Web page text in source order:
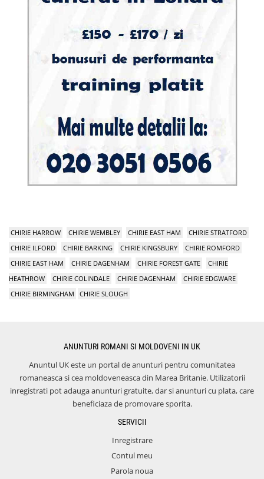
CHIRIE HARROW CHIRIE WEMBLEY CHIRIE EAST HAM
CHIRIE STRATFORD
CHIRIE ILFORD
CHIRIE BARKING CHIRIE KINGSBURY
CHIRIE ROMFORD
CHIRIE EAST HAM
CHIRIE DAGENHAM CHIRIE FOREST GATE
CHIRIE
HEATHROW
CHIRIE COLINDALE CHIRIE DAGENHAM
CHIRIE EDGWARE
CHIRIE BIRMINGHAM
CHIRIE SLOUGH
ANUNTURI ROMANI SI MOLDOVENI IN UK
Anuntul UK este un portal de anunturi pentru comunitatea
romaneasca si cea moldoveneasca din Marea Britanie. Utilizatorii
inregistrati pot adauga anunturi gratuite, dar si anunturi cu plata, care
beneficiaza de promovare sporita.
SERVICII
Inregistrare
Contul meu
Parola noua